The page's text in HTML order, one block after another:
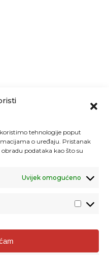
tehnologije poput
o uređaju. Pristanak
podataka kao što su
Uvijek omogućeno